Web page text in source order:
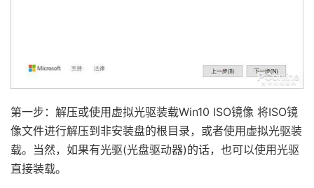
第一步：解压或使用虚拟光驱装载Win10 ISO镜像 将ISO镜
像文件进行解压到非安装盘的根目录，或者使用虚拟光驱装
载。当然，如果有光驱(光盘驱动器)的话，也可以使用光驱
直接装载。